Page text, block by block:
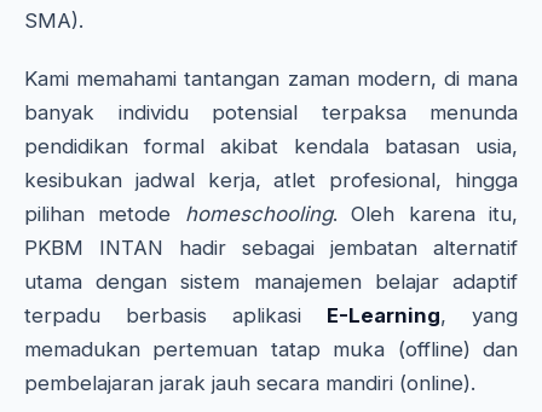
SMA).
Kami memahami tantangan zaman modern, di mana
banyak individu potensial terpaksa menunda
pendidikan formal akibat kendala batasan usia,
kesibukan jadwal kerja, atlet profesional, hingga
pilihan metode homeschooling. Oleh karena itu,
PKBM INTAN hadir sebagai jembatan alternatif
utama dengan sistem manajemen belajar adaptif
terpadu berbasis aplikasi E-Learning, yang
memadukan pertemuan tatap muka (offline) dan
pembelajaran jarak jauh secara mandiri (online).